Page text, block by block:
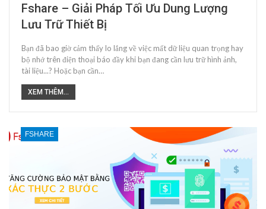
Fshare – Giải Pháp Tối Ưu Dung Lượng
Lưu Trữ Thiết Bị
Bạn đã bao giờ cảm thấy lo lắng về việc mất dữ liệu quan trọng hay
bộ nhớ trên điện thoại báo đầy khi bạn đang cần lưu trữ hình ảnh,
tài liệu...? Hoặc bạn cần…
XEM THÊM...
FSHARE